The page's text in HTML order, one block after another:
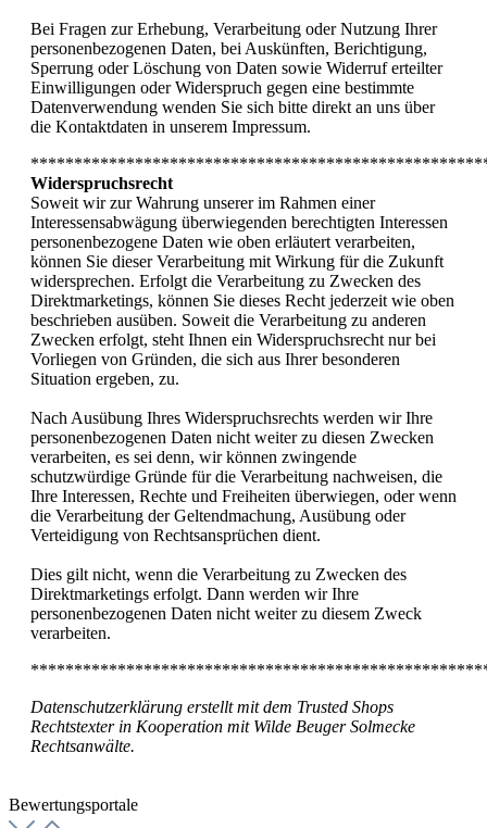
Bei Fragen zur Erhebung, Verarbeitung oder Nutzung Ihrer
personenbezogenen Daten, bei Auskünften, Berichtigung,
Sperrung oder Löschung von Daten sowie Widerruf erteilter
Einwilligungen oder Widerspruch gegen eine bestimmte
Datenverwendung wenden Sie sich bitte direkt an uns über
die Kontaktdaten in unserem Impressum.
Widerspruchsrecht
Soweit wir zur Wahrung unserer im Rahmen einer
Interessensabwägung überwiegenden berechtigten Interessen
personenbezogene Daten wie oben erläutert verarbeiten,
können Sie dieser Verarbeitung mit Wirkung für die Zukunft
widersprechen. Erfolgt die Verarbeitung zu Zwecken des
Direktmarketings, können Sie dieses Recht jederzeit wie oben
beschrieben ausüben. Soweit die Verarbeitung zu anderen
Zwecken erfolgt, steht Ihnen ein Widerspruchsrecht nur bei
Vorliegen von Gründen, die sich aus Ihrer besonderen
Situation ergeben, zu.
Nach Ausübung Ihres Widerspruchsrechts werden wir Ihre
personenbezogenen Daten nicht weiter zu diesen Zwecken
verarbeiten, es sei denn, wir können zwingende
schutzwürdige Gründe für die Verarbeitung nachweisen, die
Ihre Interessen, Rechte und Freiheiten überwiegen, oder wenn
die Verarbeitung der Geltendmachung, Ausübung oder
Verteidigung von Rechtsansprüchen dient.
Dies gilt nicht, wenn die Verarbeitung zu Zwecken des
Direktmarketings erfolgt. Dann werden wir Ihre
personenbezogenen Daten nicht weiter zu diesem Zweck
verarbeiten.
Datenschutzerklärung erstellt mit dem Trusted Shops
Rechtstexter in Kooperation mit Wilde Beuger Solmecke
Rechtsanwälte.
Bewertungsportale